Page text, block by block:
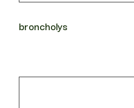
broncholys